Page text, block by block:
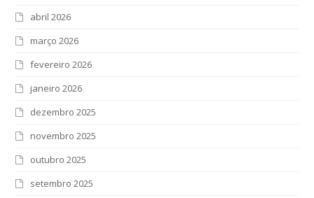
abril 2026
março 2026
fevereiro 2026
janeiro 2026
dezembro 2025
novembro 2025
outubro 2025
setembro 2025